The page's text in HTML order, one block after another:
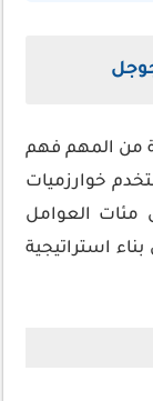
من المهم فهم
خوارزميات
مئات العوامل
استراتيجية